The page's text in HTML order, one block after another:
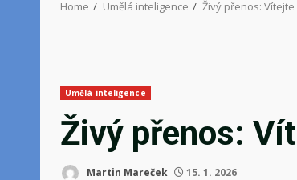
Home Umělá inteligence Živý přenos:
Umělá inteligence
Živý přenos:
Martin Mareček 15. 1. 2026